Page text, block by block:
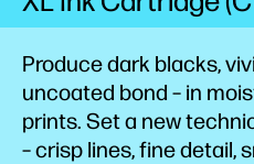
Produce dark blacks,
uncoated bond – in
prints. Set a new
– crisp lines, fine detail,